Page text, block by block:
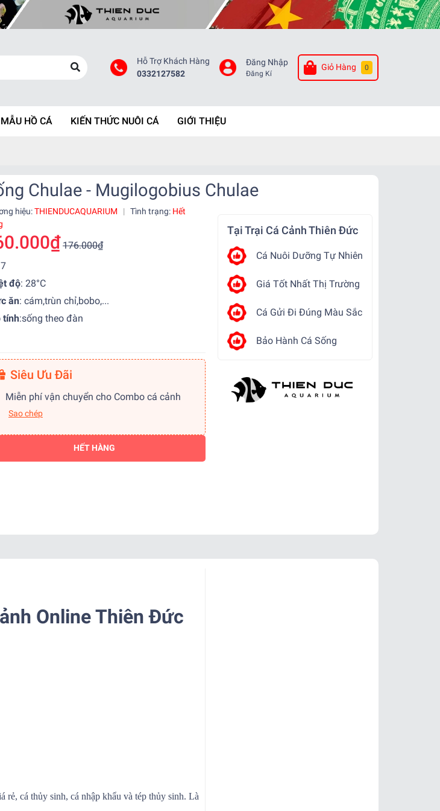
Hỗ Trợ Khách Hàng
0332127582
Đăng Nhập
Đăng Kí
Giỏ Hàng 0
MẪU HỒ CÁ KIẾN THỨC NUÔI CÁ GIỚI THIỆU
Chulae - Mugilogobius Chulae
hiệu:THIENDUCAQUARIUM | Tình trạng: Hết
176.000₫
độ: 28°C
ăn: cám,trùn chỉ,bobo,...
tính:sống theo đàn
Siêu Ưu Đãi
Miễn phí vận chuyển cho Combo cá cảnh
Sao chép
HẾT HÀNG
Tại Trại Cá Cảnh Thiên Đức
Cá Nuôi Dưỡng Tự Nhiên
Giá Tốt Nhất Thị Trường
Cá Gửi Đi Đúng Màu Sắc
Bảo Hành Cá Sống
Online Thiên Đức
rẻ, cá thủy sinh, cá nhập khẩu và tép thủy sinh. Là